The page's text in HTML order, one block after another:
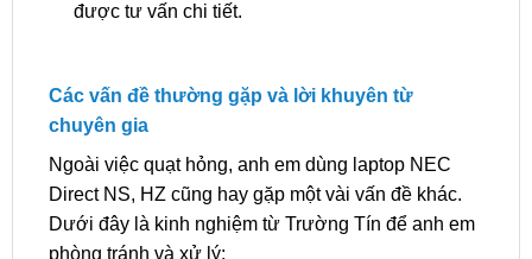
được tư vấn chi tiết.
Các vấn đề thường gặp và lời khuyên từ
chuyên gia
Ngoài việc quạt hỏng, anh em dùng laptop NEC
Direct NS, HZ cũng hay gặp một vài vấn đề khác.
Dưới đây là kinh nghiệm từ Trường Tín để anh em
phòng tránh và xử lý: